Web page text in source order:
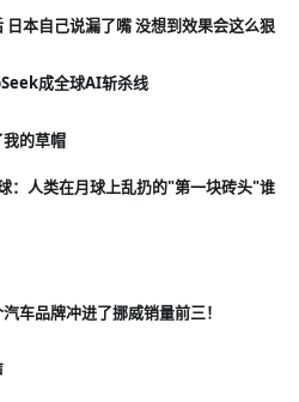
日本自己说漏了嘴 没想到效果会这么狠
成全球AI斩杀线
我的草帽
：人类在月球上乱扔的"第一块砖头"谁
车品牌冲进了挪威销量前三！